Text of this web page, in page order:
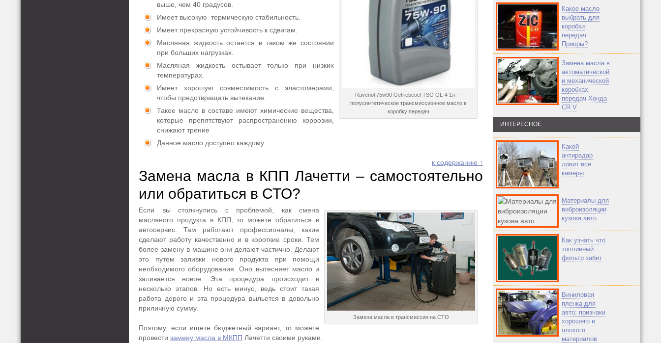
Ravenol 75w90 Getriebeoel TSG GL-4 1л —
полусинтетическое трансмиссионное масло в
коробку передач
выше, чем 40 градусов.
Имеет высокую термическую стабильность.
Имеет прекрасную устойчивость к сдвигам.
Масляная жидкость остается в таком же состоянии
при больших нагрузках.
Масляная жидкость остывает только при низких
температурах.
Имеет хорошую совместимость с эластомерами,
чтобы предотвращать вытекание.
Такое масло в составе имеют химические вещества,
которые препятствуют распространению коррозии,
снижают трение
Данное масло доступно каждому.
к содержанию ↑
Замена масла в КПП Лачетти – самостоятельно
или обратиться в СТО?
Замена масла в трансмиссии на СТО
Если вы столкнулись с проблемой, как смена
масляного продукта в КПП, то можете обратиться в
автосервис. Там работают профессионалы, какие
сделают работу качественно и в короткие сроки. Тем
более замену в машине они делают частично. Делают
это путем заливки нового продукта при помощи
необходимого оборудования. Оно вытесняет масло и
заливается новое. Эта процедура происходит в
несколько этапов. Но есть минус, ведь стоит такая
работа дорого и эта процедура выльется в довольно
приличную сумму.
Поэтому, если ищете бюджетный вариант, то можете
провести замену масла в МКПП Лачетти своими руками.
Какое масло
выбрать для
коробки
передач
Приоры?
Замена масла в
автоматической
и механической
коробках
передач Хонда
CR V
ИНТЕРЕСНОЕ
Какой
антирадар
ловит все
камеры
Материалы для
виброизоляции
кузова авто
Как узнать что
топливный
фильтр забит
Виниловая
пленка для
авто: признаки
хорошего и
плохого
материалов